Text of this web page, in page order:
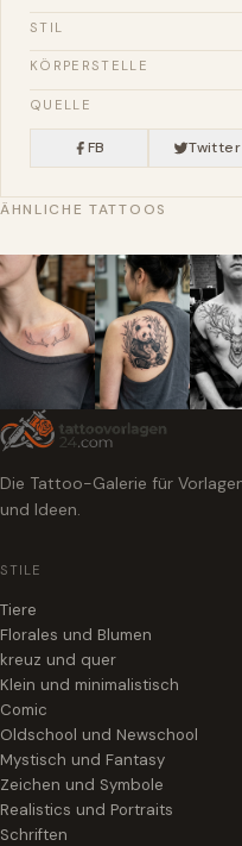
STIL
KÖRPERSTELLE
QUELLE
FB Twitter
ÄHNLICHE TATTOOS
Die Tattoo-Galerie für
und Ideen.
STILE
Tiere
Florales und Blumen
kreuz und quer
Klein und minimalistisch
Comic
Oldschool und Newschool
Mystisch und Fantasy
Zeichen und Symbole
Realistics und Portraits
Schriften